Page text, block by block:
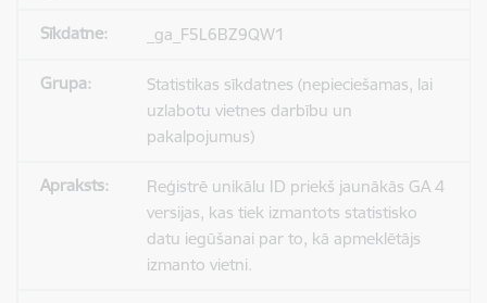
_ga_F5L6BZ9QW1
Statistikas sīkdatnes (nepieciešamas, lai
uzlabotu vietnes darbību un
pakalpojumus)
Reģistrē unikālu ID priekš jaunākās GA 4
versijas, kas tiek izmantots statistisko
datu iegūšanai par to, kā apmeklētājs
izmanto vietni.